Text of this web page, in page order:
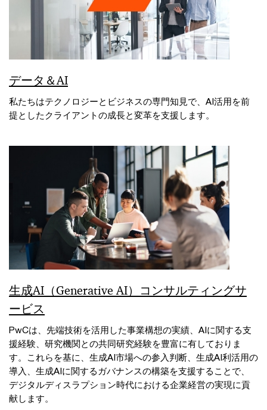
データ＆AI
私たちはテクノロジーとビジネスの専門知見で、AI活用を前
提としたクライアントの成長と変革を支援します。
生成AI（Generative AI）コンサルティングサ
ービス
PwCは、先端技術を活用した事業構想の実績、AIに関する支
援経験、研究機関との共同研究経験を豊富に有しておりま
す。これらを基に、生成AI市場への参入判断、生成AI利活用の
導入、生成AIに関するガバナンスの構築を支援することで、
デジタルディスラプション時代における企業経営の実現に貢
献します。